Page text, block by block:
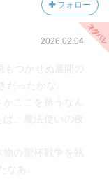
フォロー
2026.02.04
つかせぬ展開の
だったかな。
ここを拾うなん
、魔法使いの夜
の聖杯戦争を執
なあ。